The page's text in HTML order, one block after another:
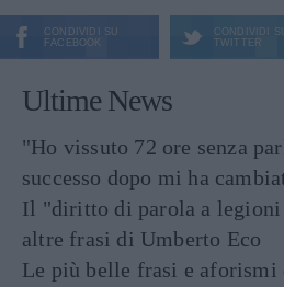
CONDIVIDI SU
FACEBOOK
CONDIVIDI
TWITTER
Ultime News
"Ho vissuto 72 ore senza
successo dopo mi ha
Il "diritto di parola a
altre frasi di Umberto Eco
Le più belle frasi e